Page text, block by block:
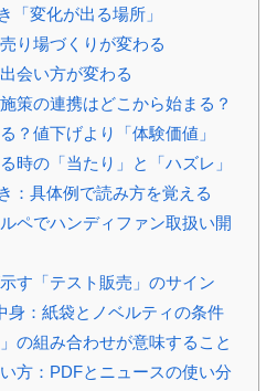
「変化が出る場所」
り場づくりが変わる
会い方が変わる
策の連携はどこから始まる？
？値下げより「体験価値」
時の「当たり」と「ハズレ」
：具体例で読み方を覚える
ペでハンディファン取扱い開
す「テスト販売」のサイン
身：紙袋とノベルティの条件
の組み合わせが意味すること
方：PDFとニュースの使い分